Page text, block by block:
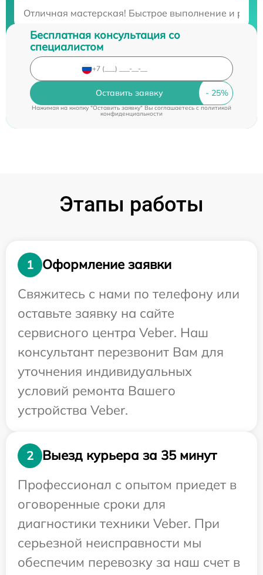
Отличная мастерская! Быстрое выполнение и
Бесплатная консультация со
специалистом
Оставить заявку
Нажимая на кнопку "Оставить заявку" Вы соглашаетесь cполитикой
конфиденциальности
Этапы работы
1
Оформление заявки
Свяжитесь с нами по телефону или
оставьте заявку на сайте
сервисного центра Veber. Наш
консультант перезвонит Вам для
уточнения индивидуальных
условий ремонта Вашего
устройства Veber.
2
Выезд курьера за 35 минут
Профессионал с опытом приедет в
оговоренные сроки для
диагностики техники Veber. При
серьезной неисправности мы
обеспечим перевозку за наш счет в